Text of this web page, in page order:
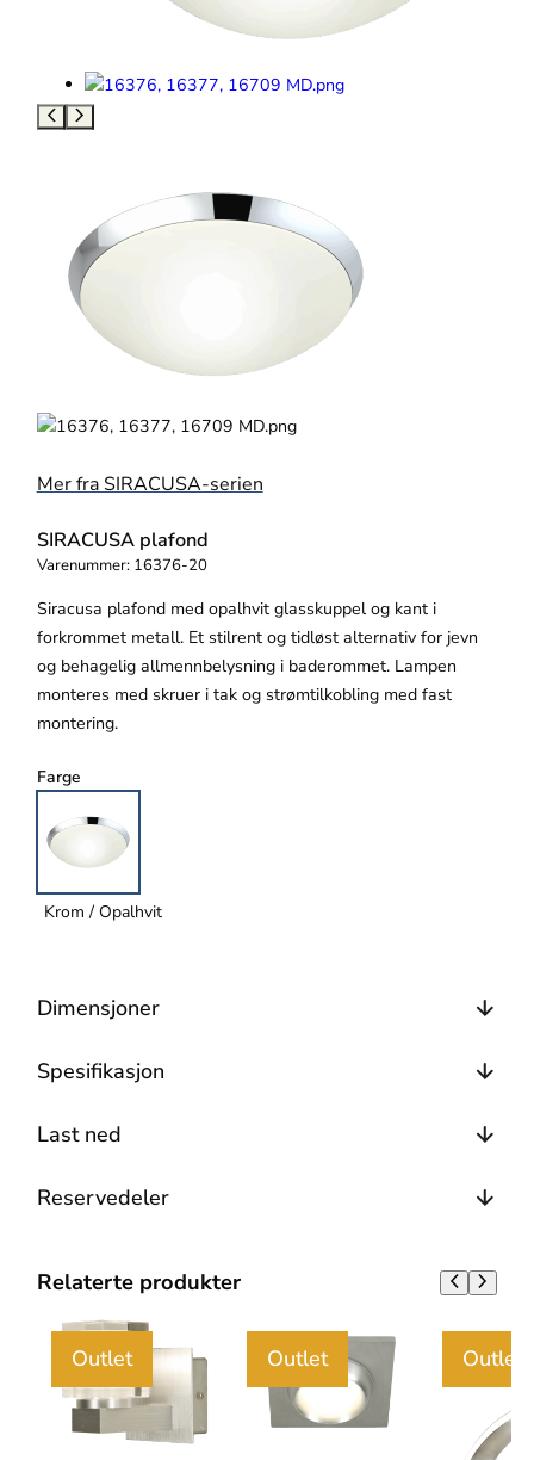
Mer fra SIRACUSA-serien
SIRACUSA plafond
Varenummer: 16376-20
Siracusa plafond med opalhvit glasskuppel og kant i
forkrommet metall. Et stilrent og tidløst alternativ for jevn
og behagelig allmennbelysning i baderommet. Lampen
monteres med skruer i tak og strømtilkobling med fast
montering.
Farge
Krom / Opalhvit
Dimensjoner
Spesifikasjon
Last ned
Reservedeler
Relaterte produkter
Outlet Outlet Outlet